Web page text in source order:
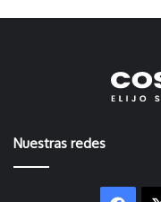
Nuestras redes